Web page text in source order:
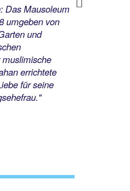
Das Mausoleum
umgeben von
und
errichtete
für seine